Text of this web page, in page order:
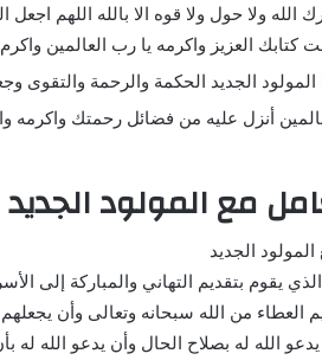
الله ولا حول ولا قوه الا بالله اللهم
العزيز واكرمه يا رب العالمين
المولود الجديد الحكمة والرحمة والتقوى
أنزل عليه من فضائل رحمتك واكرمه
مع المولود الجديد
يقوم بتقديم التهاني والمباركة إلى
العطاء من الله سبحانه وتعالى وأن
يدعو الله له بصلاح الحال وأن يدعو الله